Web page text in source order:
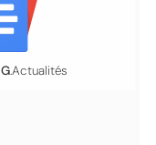
G.Actualités